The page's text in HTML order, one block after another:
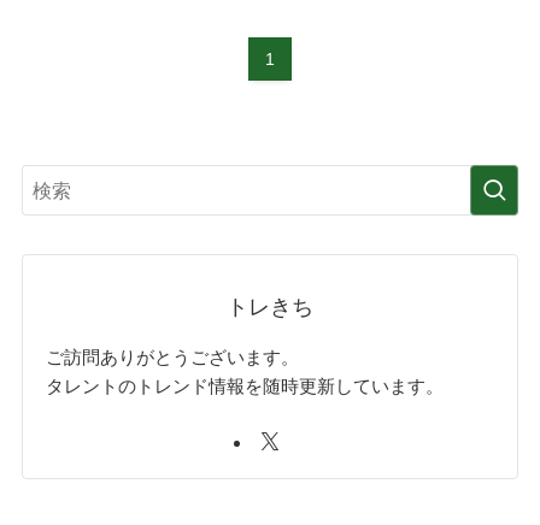
1
トレきち
ご訪問ありがとうございます。
タレントのトレンド情報を随時更新しています。